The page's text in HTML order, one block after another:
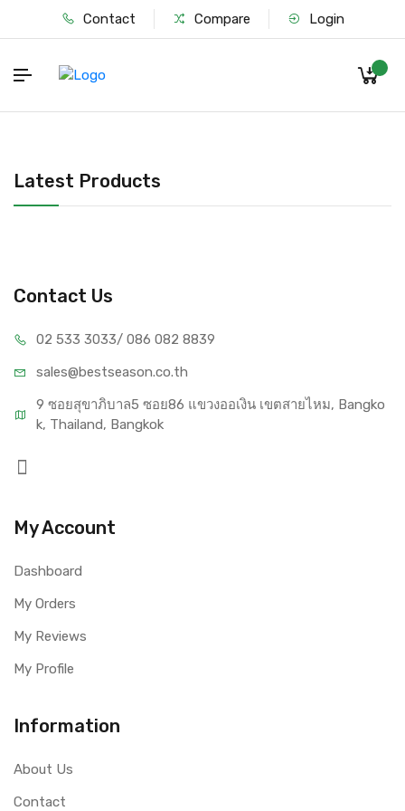
Contact Compare Login
Latest Products
Contact Us
02 533 3033/ 086 082 8839
sales@bestseason.co.th
9 ซอยสุขาภิบาล5 ซอย86 แขวงออเงิน เขตสายไหม, Bangko
k, Thailand, Bangkok
My Account
Dashboard
My Orders
My Reviews
My Profile
Information
About Us
Contact